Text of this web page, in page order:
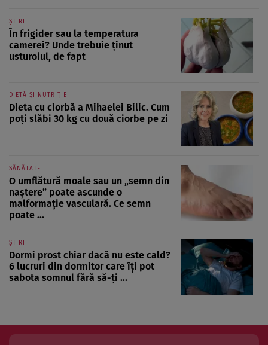
ȘTIRI
În frigider sau la temperatura
camerei? Unde trebuie ținut
usturoiul, de fapt
DIETĂ ȘI NUTRIȚIE
Dieta cu ciorbă a Mihaelei Bilic. Cum
poți slăbi 30 kg cu două ciorbe pe zi
SĂNĂTATE
O umflătură moale sau un „semn din
naștere” poate ascunde o
malformație vasculară. Ce semn
poate ...
ȘTIRI
Dormi prost chiar dacă nu este cald?
6 lucruri din dormitor care îți pot
sabota somnul fără să-ți ...